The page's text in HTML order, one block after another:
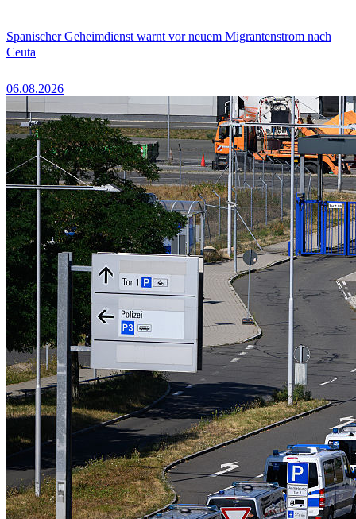
Spanischer Geheimdienst warnt vor neuem Migrantenstrom nach
Ceuta
06.08.2026